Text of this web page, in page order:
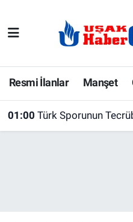
Resmi İlanlar Manşet
01:00 Türk Sporunun Tecrübeli
E-Gazete
Ekonomi
Uşak Hava Durumu
Uşak Trafik Yoğunluk
Süper Lig Puan